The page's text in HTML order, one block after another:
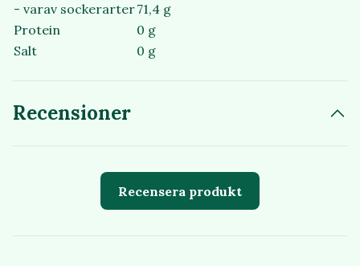
- varav sockerarter71,4 g
Protein
0 g
Salt
0 g
Recensioner
Recensera produkt